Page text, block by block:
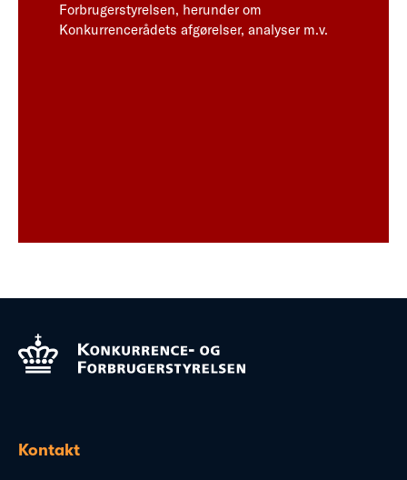
Forbrugerstyrelsen, herunder om
Konkurrencerådets afgørelser, analyser m.v.
Kontakt